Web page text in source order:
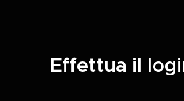
Effettua il